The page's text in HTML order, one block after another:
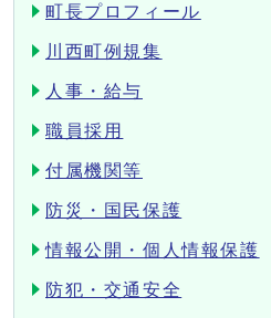
町長プロフィール
川西町例規集
人事・給与
職員採用
付属機関等
防災・国民保護
情報公開・個人情報保護
防犯・交通安全